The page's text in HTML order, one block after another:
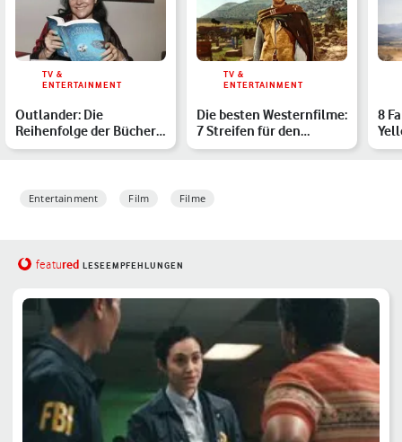
TV &
ENTERTAINMENT
Outlander: Die
Reihenfolge der Bücher
im Überblick
TV &
ENTERTAINMENT
Die besten Westernfilme:
7 Streifen für den
Cowboy in Dir
8
Entertainment Film Filme
featured LESEEMPFEHLUNGEN